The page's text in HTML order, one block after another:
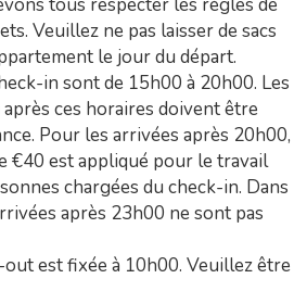
Veuillez ne pas laisser de sacs
le jour du départ.
in sont de 15h00 à 20h00. Les
ces horaires doivent être
Pour les arrivées après 20h00,
€40 est appliqué pour le travail
chargées du check-in. Dans
après 23h00 ne sont pas
est fixée à 10h00. Veuillez être